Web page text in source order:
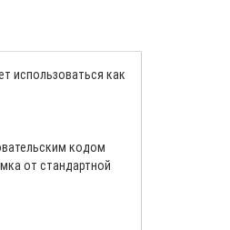
использоваться как
кодом
от стандартной